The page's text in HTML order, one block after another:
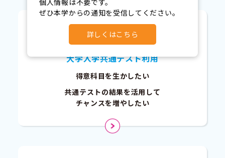
一般選抜
大学入学共通テスト利用
得意科目を生かしたい
共通テストの結果を活用して
チャンスを増やしたい
個人情報は不要です。
ぜひ本学からの通知を受信してください。
詳しくはこちら